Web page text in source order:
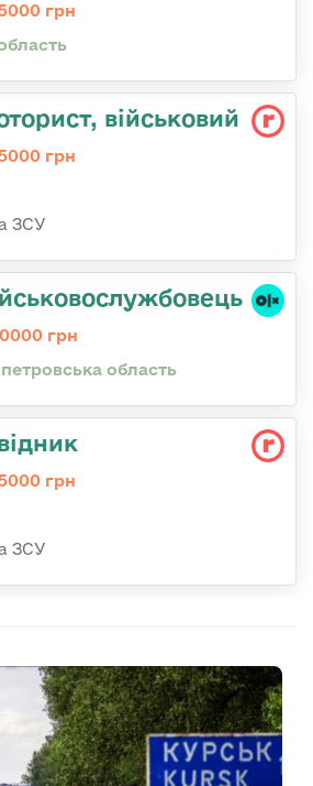
грн
військовий
грн
ЗСУ
грн
область
грн
ЗСУ